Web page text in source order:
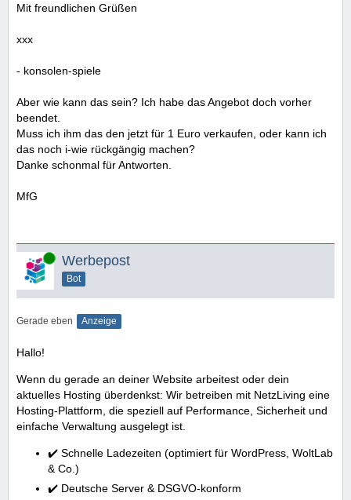
Mit freundlichen Grüßen
xxx
- konsolen-spiele
Aber wie kann das sein? Ich habe das Angebot doch vorher
beendet.
Muss ich ihm das den jetzt für 1 Euro verkaufen, oder kann ich
das noch i-wie rückgängig machen?
Danke schonmal für Antworten.
MfG
Online Werbepost
Bot
Gerade eben Anzeige
Hallo!
Wenn du gerade an deiner Website arbeitest oder dein
aktuelles Hosting überdenkst: Wir betreiben mit NetzLiving eine
Hosting-Plattform, die speziell auf Performance, Sicherheit und
einfache Verwaltung ausgelegt ist.
✔️ Schnelle Ladezeiten (optimiert für WordPress, WoltLab
& Co.)
✔️ Deutsche Server & DSGVO-konform